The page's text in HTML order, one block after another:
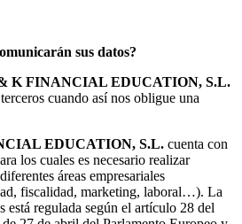
sus datos?
K FINANCIAL EDUCATION, S.L.
cuando así nos obligue una
EDUCATION, S.L. cuenta con
los cuales es necesario realizar
áreas empresariales
fiscalidad, marketing, laboral…). La
está regulada según el artículo 28 del